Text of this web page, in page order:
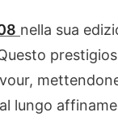
nella sua
lungo